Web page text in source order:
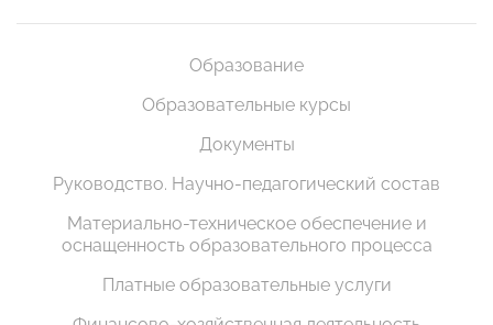
Образование
Образовательные курсы
Документы
Руководство. Научно-педагогический состав
Материально-техническое обеспечение и
оснащенность образовательного процесса
Платные образовательные услуги